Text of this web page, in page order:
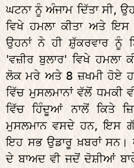
ਘਟਨਾ ਨੂੰ ਅੰਜਾਮ ਦਿੱਤਾ ਸੀ,
ਵਿਖੇ ਹਮਲਾ ਕੀਤਾ ਅਤੇ ਇਸ
ਉਹਨਾਂ ਨੇ ਹੀ ਸ਼ੁੱਕਰਵਾਰ
'ਵਜ਼ੀਰ ਬੁਲਾਰ' ਵਿਖੇ ਹਮਲਾ
ਲੋਕ ਮਰੇ ਅਤੇ 8 ਜ਼ਖਮੀ ਹੋਏ
ਵਿੱਚ ਮੁਸਲਮਾਨਾਂ ਵੱਲੋਂ ਧਮਕੀ
ਵਿੱਚ ਹਿੰਦੂਆਂ ਨਾਲੋਂ ਕਿਤੇ
ਮੁਸਲਮਾਨ ਵਸਦੇ ਹਨ, ਇਸ
ਇਹ ਸਭ ਉਡਾਰੂ ਖ਼ਬਰਾਂ ਸਨ।
ਦੇ ਬਾਅਦ ਵੀ ਜਦੋਂ ਦੋਸ਼ੀਆਂ